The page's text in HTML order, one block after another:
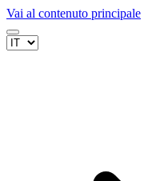
Vai al contenuto principale